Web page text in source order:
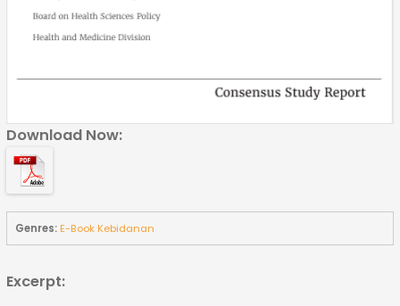
Download Now:
Genres:E-Book Kebidanan
Excerpt: